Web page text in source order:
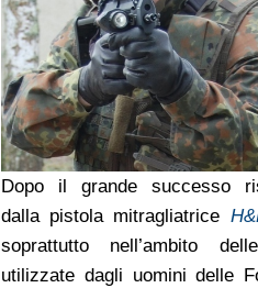
Dopo il grande successo
dalla pistola mitragliatrice
soprattutto nell’ambito
utilizzate dagli uomini delle